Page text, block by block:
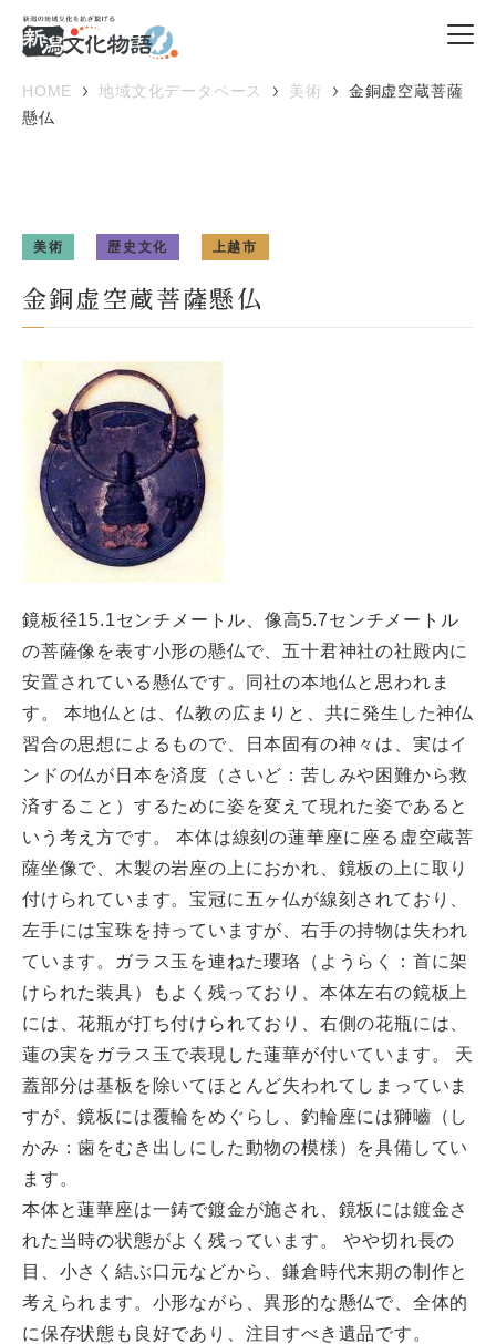
HOME 地域文化データベース 美術
金銅虚空蔵菩薩
懸仏
美術 歴史文化 上越市
金銅虚空蔵菩薩懸仏
鏡板径15.1センチメートル、像高5.7センチメートル
の菩薩像を表す小形の懸仏で、五十君神社の社殿内に
安置されている懸仏です。同社の本地仏と思われま
す。 本地仏とは、仏教の広まりと、共に発生した神仏
習合の思想によるもので、日本固有の神々は、実はイ
ンドの仏が日本を済度（さいど：苦しみや困難から救
済すること）するために姿を変えて現れた姿であると
いう考え方です。 本体は線刻の蓮華座に座る虚空蔵菩
薩坐像で、木製の岩座の上におかれ、鏡板の上に取り
付けられています。宝冠に五ヶ仏が線刻されており、
左手には宝珠を持っていますが、右手の持物は失われ
ています。ガラス玉を連ねた瓔珞（ようらく：首に架
けられた装具）もよく残っており、本体左右の鏡板上
には、花瓶が打ち付けられており、右側の花瓶には、
蓮の実をガラス玉で表現した蓮華が付いています。 天
蓋部分は基板を除いてほとんど失われてしまっていま
すが、鏡板には覆輪をめぐらし、釣輪座には獅嚙（し
かみ：歯をむき出しにした動物の模様）を具備してい
ます。
本体と蓮華座は一鋳で鍍金が施され、鏡板には鍍金さ
れた当時の状態がよく残っています。 やや切れ長の
目、小さく結ぶ口元などから、鎌倉時代末期の制作と
考えられます。小形ながら、異形的な懸仏で、全体的
に保存状態も良好であり、注目すべき遺品です。